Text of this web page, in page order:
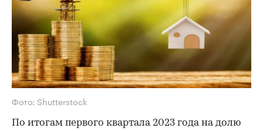
Фото: Shutterstock
По итогам первого квартала 2023 года на долю